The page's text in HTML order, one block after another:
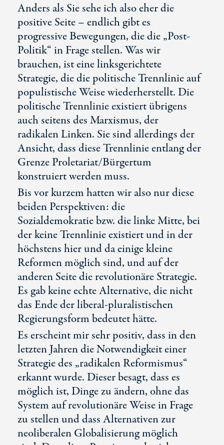
Anders als Sie sehe ich also eher die
positive Seite – endlich gibt es
progressive Bewegungen, die die „Post-
Politik“ in Frage stellen. Was wir
brauchen, ist eine linksgerichtete
Strategie, die die politische Trennlinie auf
populistische Weise wiederherstellt. Die
politische Trennlinie existiert übrigens
auch seitens des Marxismus, der
radikalen Linken. Sie sind allerdings der
Ansicht, dass diese Trennlinie entlang der
Grenze Proletariat/Bürgertum
konstruiert werden muss.
Bis vor kurzem hatten wir also nur diese
beiden Perspektiven: die
Sozialdemokratie bzw. die linke Mitte, bei
der keine Trennlinie existiert und in der
höchstens hier und da einige kleine
Reformen möglich sind, und auf der
anderen Seite die revolutionäre Strategie.
Es gab keine echte Alternative, die nicht
das Ende der liberal-pluralistischen
Regierungsform bedeutet hätte.
Es erscheint mir sehr positiv, dass in den
letzten Jahren die Notwendigkeit einer
Strategie des „radikalen Reformismus“
erkannt wurde. Dieser besagt, dass es
möglich ist, Dinge zu ändern, ohne das
System auf revolutionäre Weise in Frage
zu stellen und dass Alternativen zur
neoliberalen Globalisierung möglich